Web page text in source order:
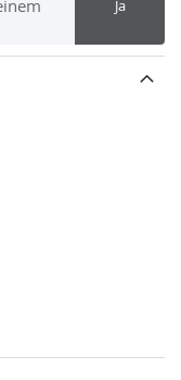
Ja